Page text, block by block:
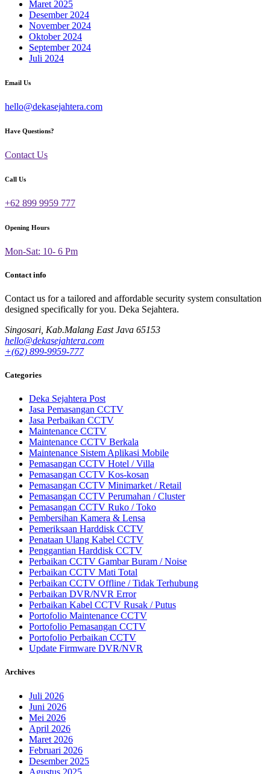
Maret 2025
Desember 2024
November 2024
Oktober 2024
September 2024
Juli 2024
Email Us
hello@dekasejahtera.com
Have Questions?
Contact Us
Call Us
+62 899 9959 777
Opening Hours
Mon-Sat: 10- 6 Pm
Contact info
Contact us for a tailored and affordable security system consultation
designed specifically for you. Deka Sejahtera.
Singosari, Kab.Malang East Java 65153
hello@dekasejahtera.com
+(62) 899-9959-777
Categories
Deka Sejahtera Post
Jasa Pemasangan CCTV
Jasa Perbaikan CCTV
Maintenance CCTV
Maintenance CCTV Berkala
Maintenance Sistem Aplikasi Mobile
Pemasangan CCTV Hotel / Villa
Pemasangan CCTV Kos-kosan
Pemasangan CCTV Minimarket / Retail
Pemasangan CCTV Perumahan / Cluster
Pemasangan CCTV Ruko / Toko
Pembersihan Kamera & Lensa
Pemeriksaan Harddisk CCTV
Penataan Ulang Kabel CCTV
Penggantian Harddisk CCTV
Perbaikan CCTV Gambar Buram / Noise
Perbaikan CCTV Mati Total
Perbaikan CCTV Offline / Tidak Terhubung
Perbaikan DVR/NVR Error
Perbaikan Kabel CCTV Rusak / Putus
Portofolio Maintenance CCTV
Portofolio Pemasangan CCTV
Portofolio Perbaikan CCTV
Update Firmware DVR/NVR
Archives
Juli 2026
Juni 2026
Mei 2026
April 2026
Maret 2026
Februari 2026
Desember 2025
Agustus 2025